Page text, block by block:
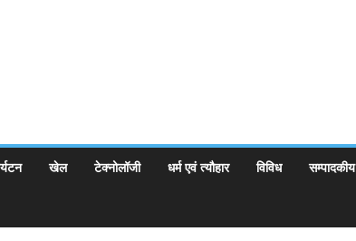
खेल टेक्नोलॉजी धर्म एवं त्यौहार विविध सम्पादकीय